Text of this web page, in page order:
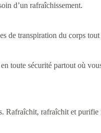
d’un rafraîchissement.
de transpiration du corps
toute sécurité partout où
Rafraîchit, rafraîchit et purifie